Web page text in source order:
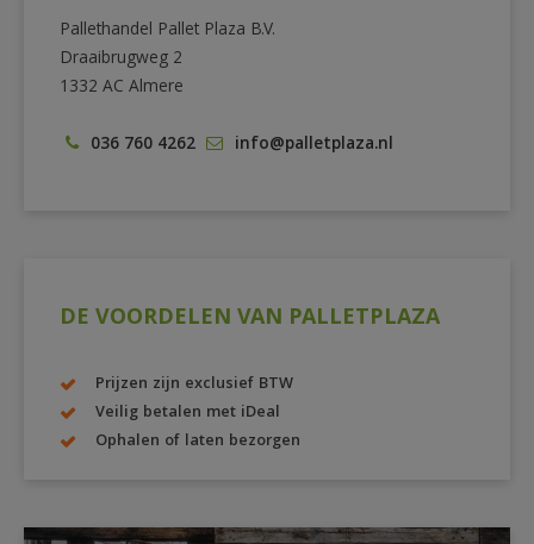
Pallethandel Pallet Plaza B.V.
Draaibrugweg 2
1332 AC Almere
036 760 4262 info@palletplaza.nl
DE VOORDELEN VAN PALLETPLAZA
Prijzen zijn exclusief BTW
Veilig betalen met iDeal
Ophalen of laten bezorgen